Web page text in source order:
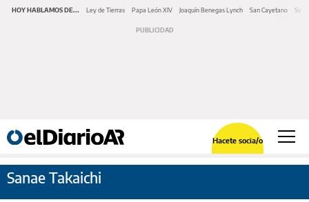
HOY HABLAMOS DE... Ley de Tierras Papa León XIV Joaquín Benegas Lynch San Cayetano
Hacete socia/o
Sanae Takaichi